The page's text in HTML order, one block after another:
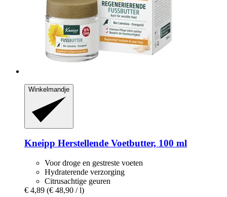
Winkelmandje
Kneipp Herstellende Voetbutter, 100 ml
Voor droge en gestreste voeten
Hydraterende verzorging
Citrusachtige geuren
€ 4,89 (€ 48,90 / l)